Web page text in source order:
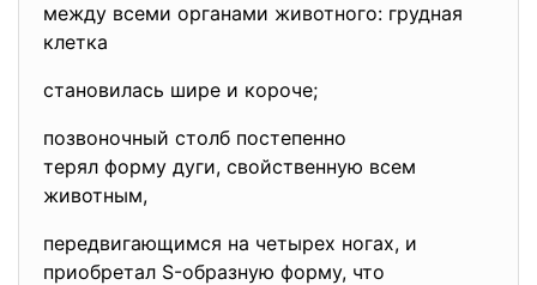
между всеми органами животного: грудная
клетка
становилась шире и короче;
позвоночный столб постепенно
терял форму дуги, свойственную всем
животным,
передвигающимся на четырех ногах, и
приобретал S-образную форму, что